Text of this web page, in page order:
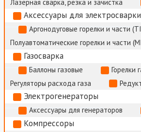
Лазерная сварка, резка и зачистка
Аксессуары для электросварки
Аргонодуговые горелки и части
Полуавтоматические горелки и части
Газосварка
Баллоны газовые Горелки
Регуляторы расхода газа
Электрогенераторы
Аксессуары для генераторов
Компрессоры